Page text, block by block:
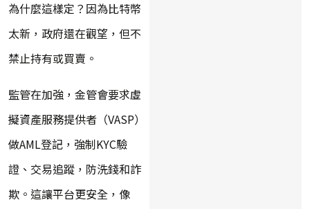
為什麼這樣定？因為比特幣
太新，政府還在觀望，但不
禁止持有或買賣。
監管在加強，金管會要求虛
擬資產服務提供者（VASP）
做AML登記，強制KYC驗
證、交易追蹤，防洗錢和詐
欺。這讓平台更安全，像